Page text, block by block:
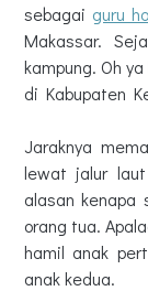
sebagai guru
Makassar.
kampung. Oh
di Kabupaten
Jaraknya
lewat jalur
alasan kenapa
orang tua.
hamil anak
anak kedua.